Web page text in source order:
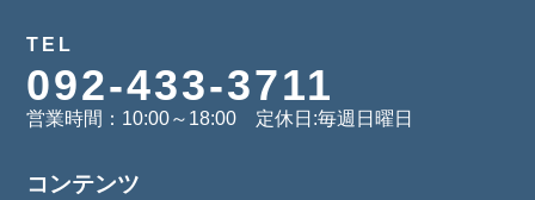
TEL
092-433-3711
営業時間：10:00～18:00 定休日:毎週日曜日
コンテンツ